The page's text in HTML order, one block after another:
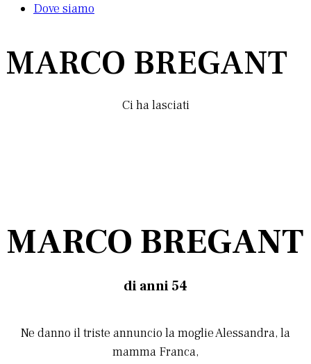
Dove siamo
MARCO BREGANT
Ci ha lasciati
MARCO BREGANT
di anni 54
Ne danno il triste annuncio la moglie Alessandra, la
mamma Franca,